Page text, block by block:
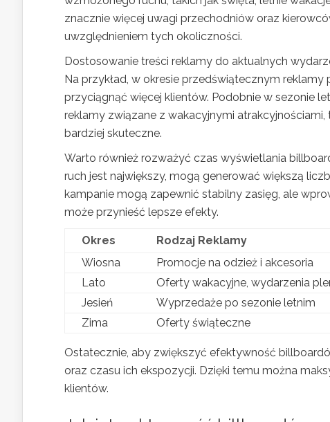
znacznie więcej uwagi przechodniów oraz
uwzględnieniem tych okoliczności.
Dostosowanie treści reklamy do aktualnych
Na przykład, w okresie przedświątecznym
przyciągnąć więcej klientów. Podobnie w sezonie
reklamy związane z wakacyjnymi
bardziej skuteczne.
Warto również rozważyć czas wyświetlania
ruch jest największy, mogą generować większą
kampanie mogą zapewnić stabilny zasięg, ale
może przynieść lepsze efekty.
Okres Rodzaj Reklamy
Wiosna
Promocje na odzież i akcesoria
Lato
Oferty wakacyjne, wydarzenia
Jesień
Wyprzedaże po sezonie letnim
Zima
Oferty świąteczne
Ostatecznie, aby zwiększyć efektywność
oraz czasu ich ekspozycji. Dzięki temu można
klientów.